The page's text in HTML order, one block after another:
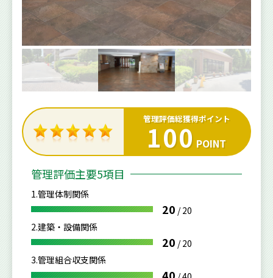
管理評価総獲得ポイント
100 POINT
管理評価主要5項目
1.管理体制関係
20 /20
2.建築・設備関係
20 /20
3.管理組合収支関係